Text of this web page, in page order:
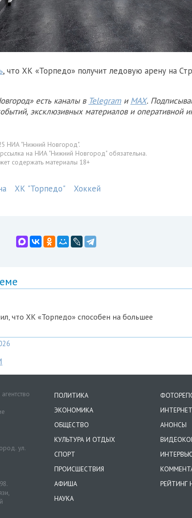
, что ХК «Торпедо» получит ледовую арену на
есть каналы в Telegram и MAX.
эксклюзивных материалов и оперативной
НИА "Нижний Новгород".
на НИА "Нижний Новгород" обязательна.
содержать материалы 18+
ХК "Торпедо" Хоккей
что ХК «Торпедо» способен на большее
ул.
ПОЛИТИКА
ЭКОНОМИКА
ОБЩЕСТВО
КУЛЬТУРА И ОТДЫХ
СПОРТ
ПРОИСШЕСТВИЯ
АФИША
НАУКА
АНОНСЫ
РЕЙТИНГ